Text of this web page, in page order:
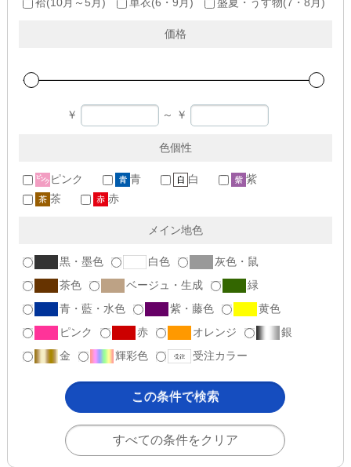
価格
￥ ～ ￥
色個性
ピンク 青 白
紫
茶
赤
メイン地色
黒・墨色 白色
灰色・鼠
茶色
ベージュ・生成
緑
青・藍・水色
紫・藤色
黄色
ピンク
赤 オレンジ
銀
金
輝彩色 受注カラー